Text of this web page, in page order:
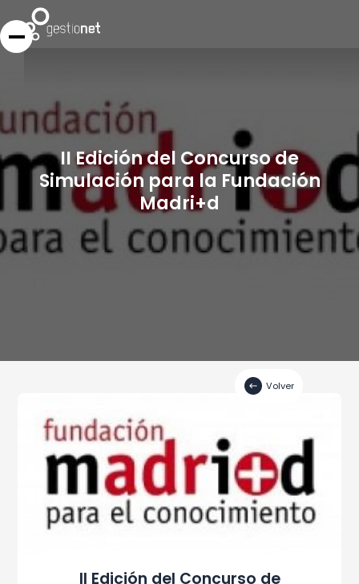
II Edición del Concurso de
Simulación para la Fundación
Madri+d
Volver
II Edición del Concurso de